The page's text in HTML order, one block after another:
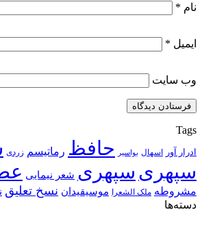
نام *
ایمیل *
وب‌ سایت
Tags
ادرار آور اسهال بواسیر حافظ رماتیسم زردی
سپهری سپهری شعر نیمایی
مشروطه ملک الشعرا موسیقیدان نسخ تعلیق
دسته‌ها